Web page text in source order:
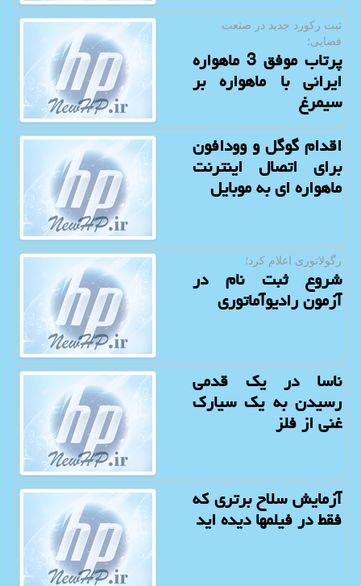
ثبت ركورد جدید در صنعت
فضایی؛
پرتاب موفق 3 ماهواره
ایرانی با ماهواره بر
سیمرغ
اقدام گوگل و وودافون
برای اتصال اینترنت
ماهواره ای به موبایل
رگولاتوری اعلام كرد؛
شروع ثبت نام در
آزمون رادیوآماتوری
ناسا در یک قدمی
رسیدن به یک سیارک
غنی از فلز
آزمایش سلاح برتری که
فقط در فیلمها دیده اید